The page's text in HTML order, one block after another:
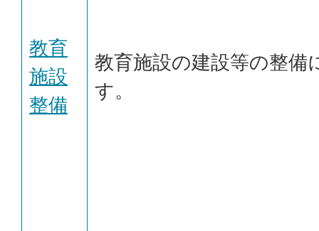
教育
施設
整備
教育施設の建設等の整備
す。